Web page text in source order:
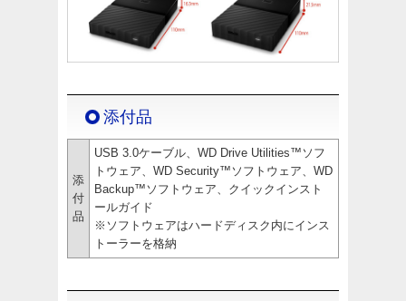
添付品
添
付
品
USB 3.0ケーブル、WD Drive Utilities™ソフ
トウェア、WD Security™ソフトウェア、WD
Backup™ソフトウェア、クイックインスト
ールガイド
※ソフトウェアはハードディスク内にインス
トーラーを格納